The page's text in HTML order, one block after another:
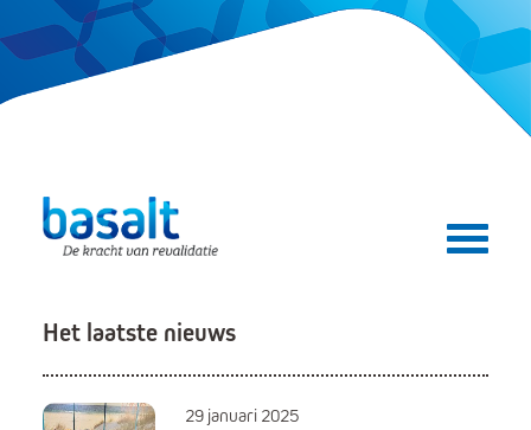
Direct naar de contentDirect naar de navigatie
Het laatste nieuws
29 januari 2025